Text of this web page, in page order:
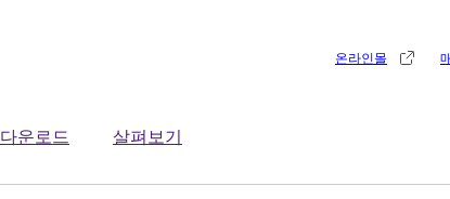
다운로드 살펴보기
온라인몰